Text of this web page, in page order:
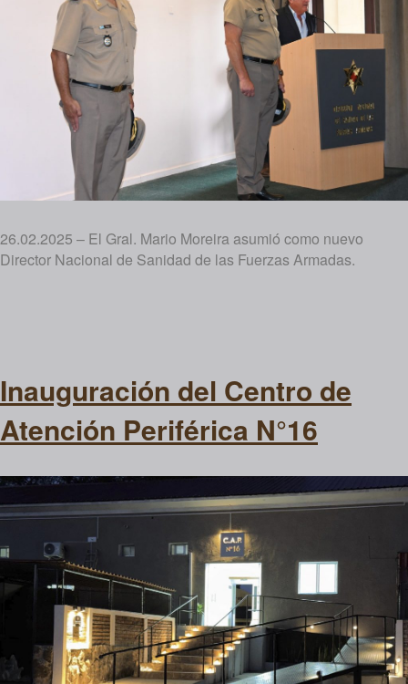
26.02.2025 – El Gral. Mario Moreira asumió como nuevo
Director Nacional de Sanidad de las Fuerzas Armadas.
Inauguración del Centro de
Atención Periférica N°16